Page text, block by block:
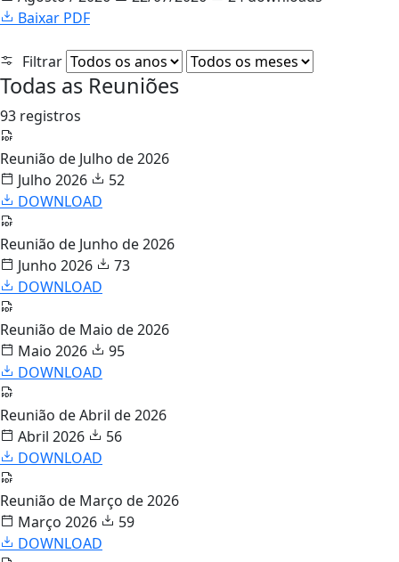
Baixar PDF
Filtrar
Todas as Reuniões
93 registros
Reunião de Julho de 2026
Julho 2026
52
DOWNLOAD
Reunião de Junho de 2026
Junho 2026
73
DOWNLOAD
Reunião de Maio de 2026
Maio 2026
95
DOWNLOAD
Reunião de Abril de 2026
Abril 2026
56
DOWNLOAD
Reunião de Março de 2026
Março 2026
59
DOWNLOAD